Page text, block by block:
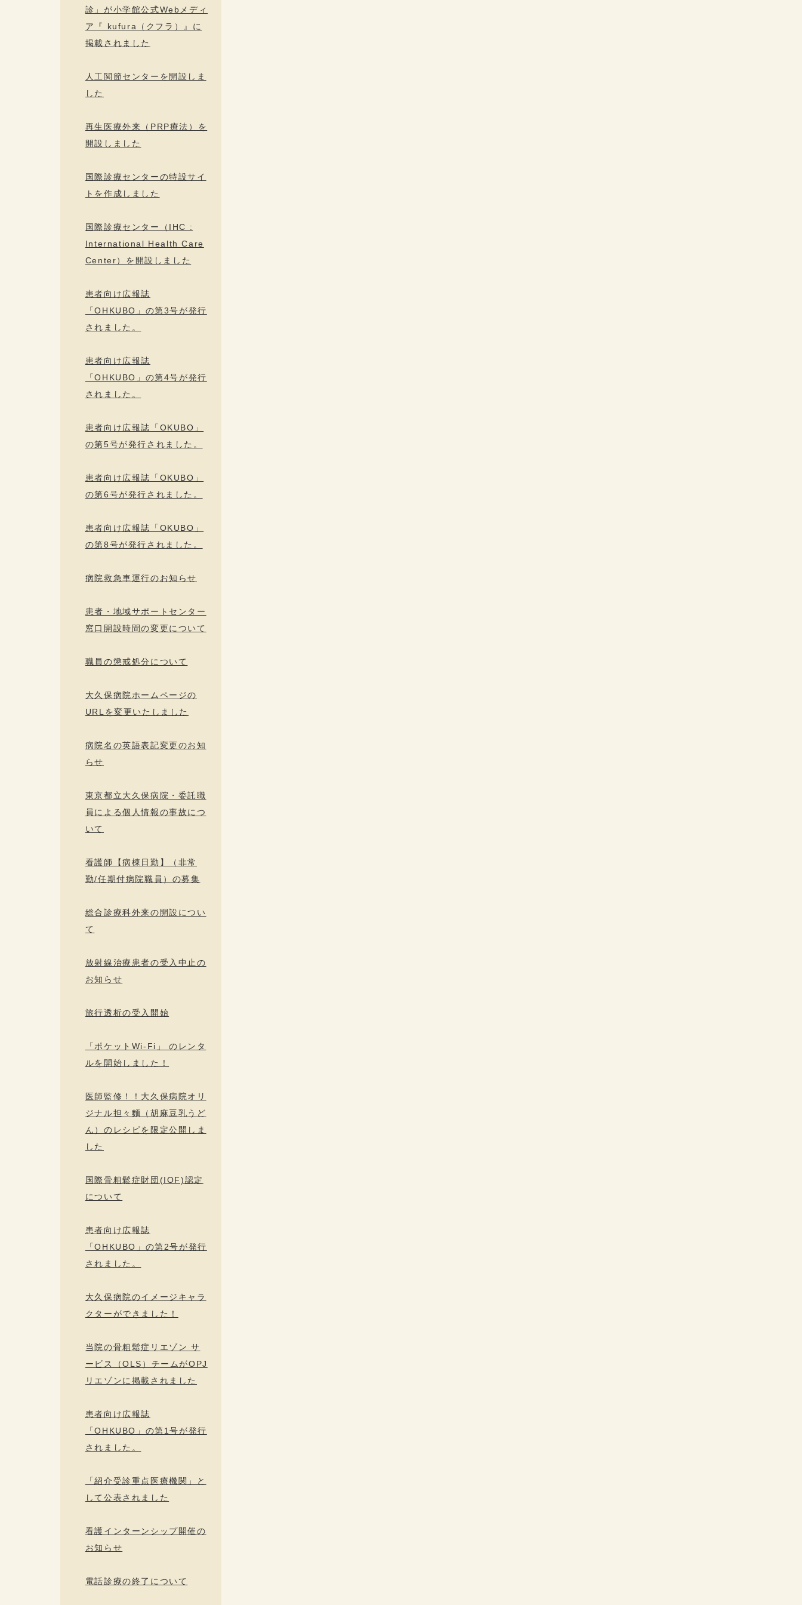
診」が小学館公式Webメディ
ア『 kufura（クフラ）』に
掲載されました
人工関節センターを開設しま
した
再生医療外来（PRP療法）を
開設しました
国際診療センターの特設サイ
トを作成しました
国際診療センター（IHC :
International Health Care
Center）を開設しました
患者向け広報誌
「OHKUBO」の第3号が発行
されました。
患者向け広報誌
「OHKUBO」の第4号が発行
されました。
患者向け広報誌「OKUBO」
の第5号が発行されました。
患者向け広報誌「OKUBO」
の第6号が発行されました。
患者向け広報誌「OKUBO」
の第8号が発行されました。
病院救急車運行のお知らせ
患者・地域サポートセンター
窓口開設時間の変更について
職員の懲戒処分について
大久保病院ホームページの
URLを変更いたしました
病院名の英語表記変更のお知
らせ
東京都立大久保病院・委託職
員による個人情報の事故につ
いて
看護師【病棟日勤】（非常
勤/任期付病院職員）の募集
総合診療科外来の開設につい
て
放射線治療患者の受入中止の
お知らせ
旅行透析の受入開始
「ポケットWi-Fi」 のレンタ
ルを開始しました！
医師監修！！大久保病院オリ
ジナル担々麵（胡麻豆乳うど
ん）のレシピを限定公開しま
した
国際骨粗鬆症財団(IOF)認定
について
患者向け広報誌
「OHKUBO」の第2号が発行
されました。
大久保病院のイメージキャラ
クターができました！
当院の骨粗鬆症リエゾン サ
ービス（OLS）チームがOPJ
リエゾンに掲載されました
患者向け広報誌
「OHKUBO」の第1号が発行
されました。
「紹介受診重点医療機関」と
して公表されました
看護インターンシップ開催の
お知らせ
電話診療の終了について